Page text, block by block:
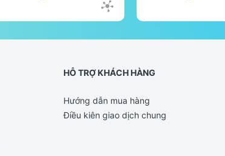
HỖ TRỢ KHÁCH HÀNG
Hướng dẫn mua hàng
Điều kiên giao dịch chung